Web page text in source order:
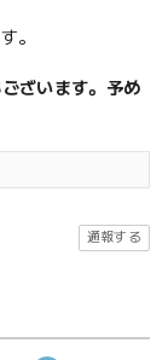
。
ざいます。予め
通報する